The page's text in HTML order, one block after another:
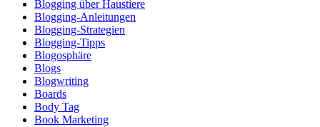
Blogging über Haustiere
Blogging-Anleitungen
Blogging-Strategien
Blogging-Tipps
Blogosphäre
Blogs
Blogwriting
Boards
Body Tag
Book Marketing